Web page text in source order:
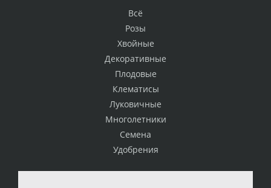
Всё
Розы
Хвойные
Декоративные
Плодовые
Клематисы
Луковичные
Многолетники
Семена
Удобрения